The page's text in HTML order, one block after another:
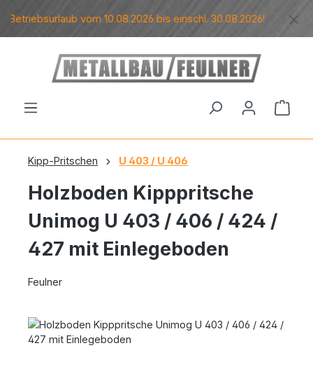
Zum Hauptinhalt springenvom 10.08.2026 bis einschl. 30.08.2026!
Kipp-Pritschen U 403 / U 406
Holzboden Kipppritsche
Unimog U 403 / 406 / 424 /
427 mit Einlegeboden
Feulner
Bildergalerie überspringen